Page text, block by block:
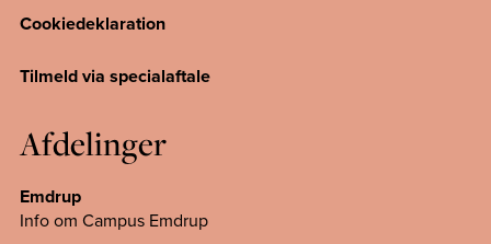
Cookiedeklaration
Tilmeld via specialaftale
Afdelinger
Emdrup
Info om Campus Emdrup